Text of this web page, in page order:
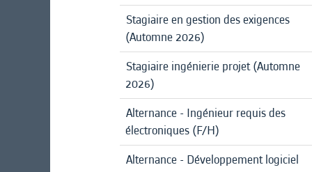
Stagiaire en gestion des exigences
(Automne 2026)
Stagiaire ingénierie projet (Automne
2026)
Alternance - Ingénieur requis des
électroniques (F/H)
Alternance - Développement logiciel